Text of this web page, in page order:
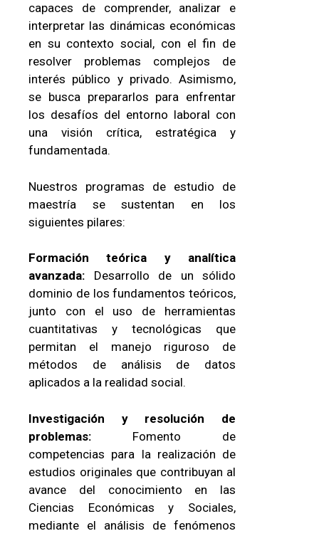
capaces de comprender, analizar e
interpretar las dinámicas económicas
en su contexto social, con el fin de
resolver problemas complejos de
interés público y privado. Asimismo,
se busca prepararlos para enfrentar
los desafíos del entorno laboral con
una visión crítica, estratégica y
fundamentada.
Nuestros programas de estudio de
maestría se sustentan en los
siguientes pilares:
Formación teórica y analítica
avanzada: Desarrollo de un sólido
dominio de los fundamentos teóricos,
junto con el uso de herramientas
cuantitativas y tecnológicas que
permitan el manejo riguroso de
métodos de análisis de datos
aplicados a la realidad social.
Investigación y resolución de
problemas: Fomento de
competencias para la realización de
estudios originales que contribuyan al
avance del conocimiento en las
Ciencias Económicas y Sociales,
mediante el análisis de fenómenos